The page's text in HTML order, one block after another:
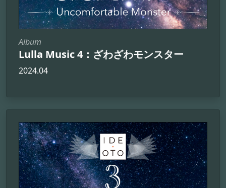
Album
Lulla Music 4：ざわざわモンスター
2024.04